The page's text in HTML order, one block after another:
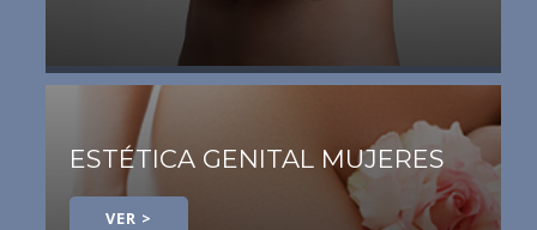
ESTÉTICA GENITAL MUJERES
VER >